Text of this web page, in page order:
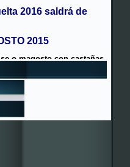
2016 saldrá de
2015
o magosto con castañas
Festas de Cenlle 2016 xa
é o 95030, ¿bonito, eh?
colaboradores. Por